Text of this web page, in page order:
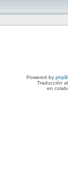
Powered by
Traducción
en